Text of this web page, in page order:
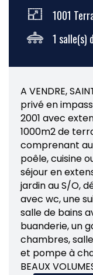
1001
1 salle(s)
A VENDRE,
privé en
2001 avec
1000m2 de
comprenant
poêle, cuisine
séjour en
jardin au S/O,
avec wc, une
salle de bains
buanderie, un
chambres,
et pompe à
BEAUX